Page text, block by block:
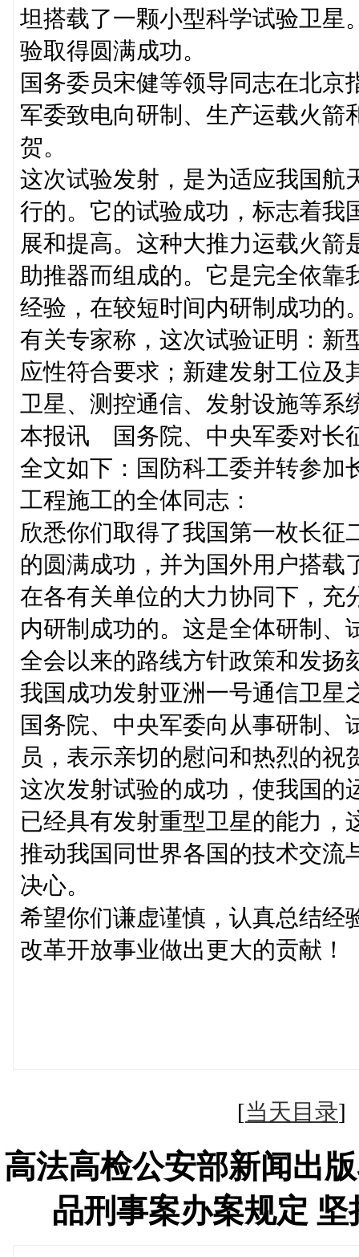
坦搭载了一颗小型科学试验卫星
验取得圆满成功。
国务委员宋健等领导同志在北
军委致电向研制、生产运载火箭
贺。
这次试验发射，是为适应我国航
行的。它的试验成功，标志着我
展和提高。这种大推力运载火箭
助推器而组成的。它是完全依靠
经验，在较短时间内研制成功的
有关专家称，这次试验证明：新
应性符合要求；新建发射工位及
卫星、测控通信、发射设施等系
本报讯 国务院、中央军委对长
全文如下：国防科工委并转参加
工程施工的全体同志：
欣悉你们取得了我国第一枚长征
的圆满成功，并为国外用户搭载
在各有关单位的大力协同下，充
内研制成功的。这是全体研制、
全会以来的路线方针政策和发扬
我国成功发射亚洲一号通信卫星
国务院、中央军委向从事研制
员，表示亲切的慰问和热烈的祝
这次发射试验的成功，使我国的
已经具有发射重型卫星的能力，
推动我国同世界各国的技术交流
决心。
希望你们谦虚谨慎，认真总结经
改革开放事业做出更大的贡献！
[当天目录
高法高检公安部新闻出
品刑事案办案规定